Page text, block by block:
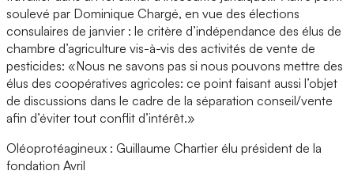
soulevé par Dominique Chargé, en vue des élections
consulaires de janvier : le critère d’indépendance des élus de
chambre d’agriculture vis-à-vis des activités de vente de
pesticides: «Nous ne savons pas si nous pouvons mettre des
élus des coopératives agricoles: ce point faisant aussi l’objet
de discussions dans le cadre de la séparation conseil/vente
afin d’éviter tout conflit d’intérêt.»
Oléoprotéagineux : Guillaume Chartier élu président de la
fondation Avril